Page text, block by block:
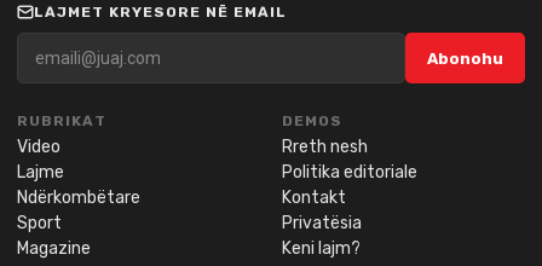
LAJMET KRYESORE NË EMAIL
Abonohu
RUBRIKAT
Video
Lajme
Ndërkombëtare
Sport
Magazine
DEMOS
Rreth nesh
Politika editoriale
Kontakt
Privatësia
Keni lajm?